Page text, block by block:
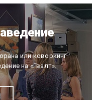
или коворкинг
на «Гвалт».